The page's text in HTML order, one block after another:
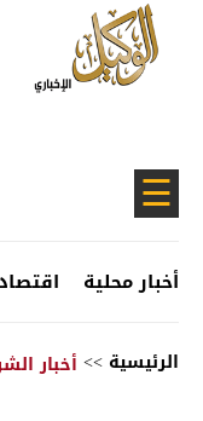
☰
أخبار محلية
الرئيسية >> أخبار